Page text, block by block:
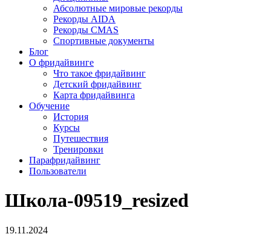
Абсолютные мировые рекорды
Рекорды AIDA
Рекорды CMAS
Спортивные документы
Блог
О фридайвинге
Что такое фридайвинг
Детский фридайвинг
Карта фридайвинга
Обучение
История
Курсы
Путешествия
Тренировки
Парафридайвинг
Пользователи
Школа-09519_resized
19.11.2024